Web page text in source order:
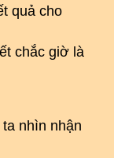
quả cho
chắc giờ là
nhìn nhận